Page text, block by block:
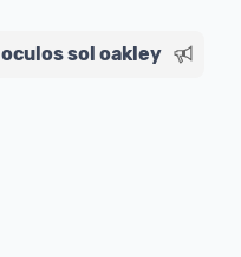
oculos sol oakley